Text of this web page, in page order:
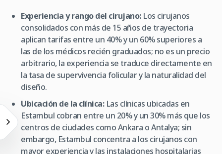
Experiencia y rango del cirujano:Los cirujanos
consolidados con más de 15 años de trayectoria
aplican tarifas entre un 40% y un 60% superiores a
las de los médicos recién graduados; no es un precio
arbitrario, la experiencia se traduce directamente en
la tasa de supervivencia folicular y la naturalidad del
diseño.
Ubicación de la clínica:Las clínicas ubicadas en
Estambul cobran entre un 20% y un 30% más que los
centros de ciudades como Ankara o Antalya; sin
embargo, Estambul concentra a los cirujanos con
mayor experiencia y las instalaciones hospitalarias